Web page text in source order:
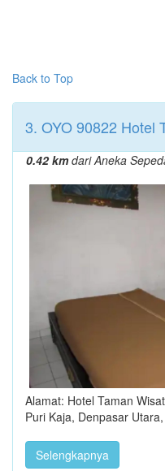
Back to Top
3. OYO 90822 Hotel
0.42 kmdari Aneka
Alamat: Hotel Taman
Puri Kaja, Denpasar
Selengkapnya